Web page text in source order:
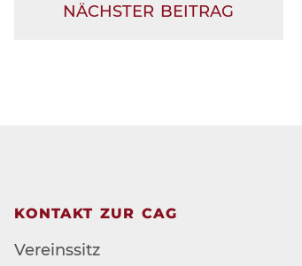
NÄCHSTER BEITRAG
KONTAKT ZUR CAG
Vereinssitz